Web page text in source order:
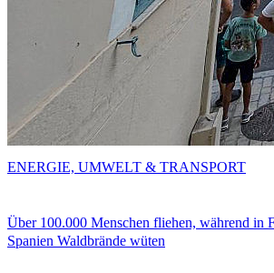
Über 100.000 Menschen fliehen, während in
Spanien Waldbrände wüten
ENERGIE, UMWELT & TRANSPORT